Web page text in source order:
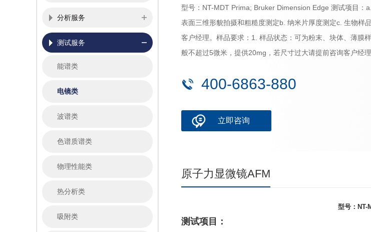
分析服务
测试服务
能谱类
电镜类
波谱类
色谱质谱类
物理性能类
热分析类
吸附类
型号：NT-MDT Prima; Bruker Dimension Edge 测试项目：
表面三维形貌拍摄和粗糙度测定b. 纳米片厚度测定c. 生物样
客户经理。样品要求：1. 样品状态：可为粉末、块体、薄膜
般不超过5微米，提供20mg，若尺寸过大请提前咨询客户经
400-6863-880
立即咨询
原子力显微镜AFM
型号：
测试项目：